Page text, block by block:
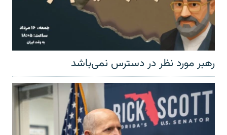
رهبر مورد نظر در دسترس نمی‌باشد